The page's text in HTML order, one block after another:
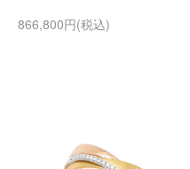
866,800円(税込)